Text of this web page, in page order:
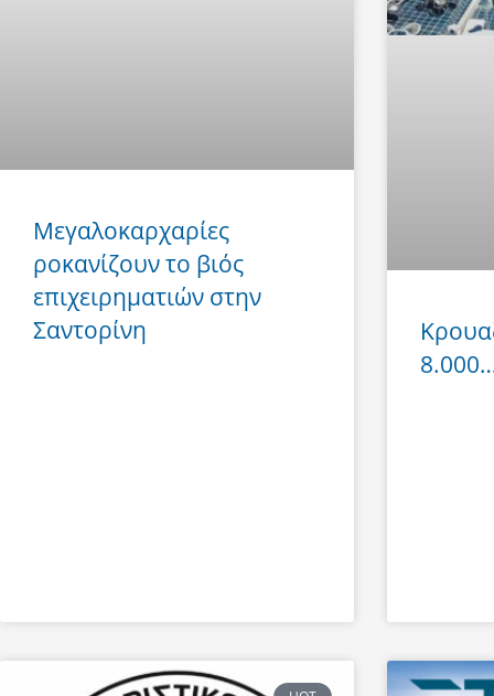
Μεγαλοκαρχαρίες
ροκανίζουν το βιός
επιχειρηματιών στην
Σαντορίνη